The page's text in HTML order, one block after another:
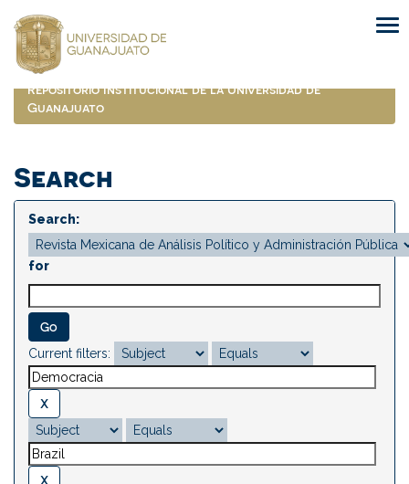
navigation
Repositorio Institucional de la Universidad de
Guanajuato
Search
Search:
for
Current filters: